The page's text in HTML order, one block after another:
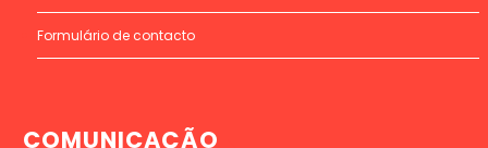
Formulário de contacto
COMUNICAÇÃO